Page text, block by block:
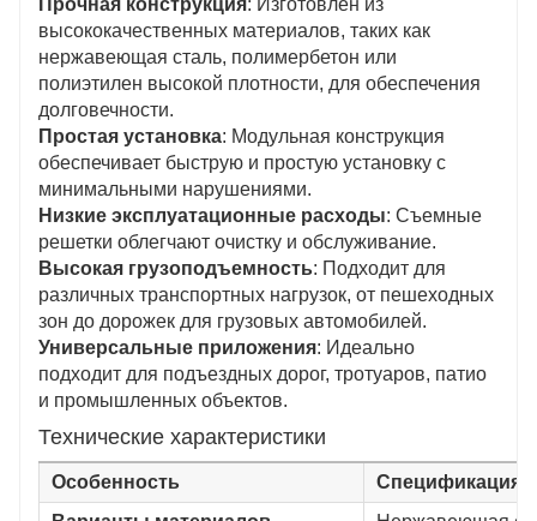
высококачественных материалов, таких как
нержавеющая сталь, полимербетон или
полиэтилен высокой плотности, для обеспечения
долговечности.
Простая установка: Модульная конструкция
обеспечивает быструю и простую установку с
минимальными нарушениями.
Низкие эксплуатационные расходы: Съемные
решетки облегчают очистку и обслуживание.
Высокая грузоподъемность: Подходит для
различных транспортных нагрузок, от пешеходных
зон до дорожек для грузовых автомобилей.
Универсальные приложения: Идеально
подходит для подъездных дорог, тротуаров, патио
и промышленных объектов.
Технические характеристики
Особенность
Спецификация